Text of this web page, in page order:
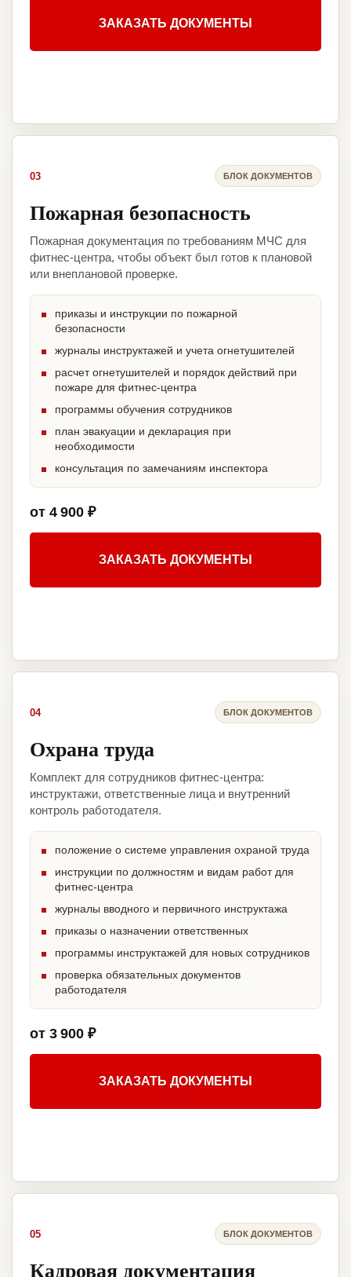
ЗАКАЗАТЬ ДОКУМЕНТЫ
03 БЛОК ДОКУМЕНТОВ
Пожарная безопасность
Пожарная документация по требованиям МЧС для
фитнес-центра, чтобы объект был готов к плановой
или внеплановой проверке.
приказы и инструкции по пожарной
безопасности
журналы инструктажей и учета огнетушителей
расчет огнетушителей и порядок действий при
пожаре для фитнес-центра
программы обучения сотрудников
план эвакуации и декларация при
необходимости
консультация по замечаниям инспектора
от 4 900 ₽
ЗАКАЗАТЬ ДОКУМЕНТЫ
04 БЛОК ДОКУМЕНТОВ
Охрана труда
Комплект для сотрудников фитнес-центра:
инструктажи, ответственные лица и внутренний
контроль работодателя.
положение о системе управления охраной труда
инструкции по должностям и видам работ для
фитнес-центра
журналы вводного и первичного инструктажа
приказы о назначении ответственных
программы инструктажей для новых сотрудников
проверка обязательных документов
работодателя
от 3 900 ₽
ЗАКАЗАТЬ ДОКУМЕНТЫ
05 БЛОК ДОКУМЕНТОВ
Кадровая документация